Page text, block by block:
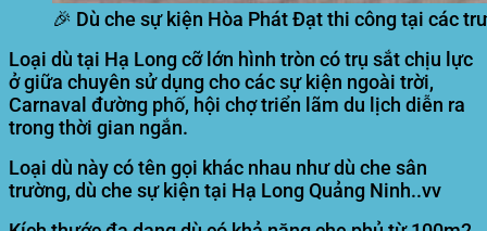
🎉 Dù che sự kiện Hòa Phát Đạt thi công tại các
Loại dù tại Hạ Long cỡ lớn hình tròn có trụ sắt chịu lực
ở giữa chuyên sử dụng cho các sự kiện ngoài trời,
Carnaval đường phố, hội chợ triển lãm du lịch diễn ra
trong thời gian ngắn.
Loại dù này có tên gọi khác nhau như dù che sân
trường, dù che sự kiện tại Hạ Long Quảng Ninh..vv